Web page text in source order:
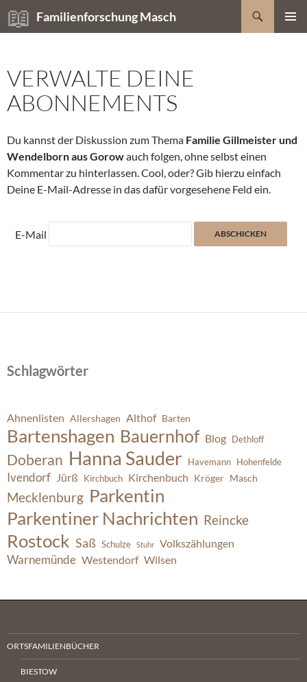
Zum
Inhalt
Familienforschung Masch
Suchen
VERWALTE DEINE
ABONNEMENTS
Du kannst der Diskussion zum Thema Familie Gillmeister und
Wendelborn aus Gorowauch folgen, ohne selbst einen
Kommentar zu hinterlassen. Cool, oder? Gib hierzu einfach
Deine E-Mail-Adresse in das dafür vorgesehene Feld ein.
E-Mail
Schlagwörter
Ahnenlisten Allershagen Althof Barten
Bartenshagen Bauernhof Blog Dethloff
Doberan Hanna Sauder Havemann Hohenfelde
Ivendorf Jürß Kirchbuch Kirchenbuch Kröger Masch
Mecklenburg Parkentin
Parkentiner Nachrichten Reincke
Rostock Saß Schulze Stuhr Volkszählungen
Warnemünde Westendorf Wilsen
ORTSFAMILIENBÜCHER
BIESTOW